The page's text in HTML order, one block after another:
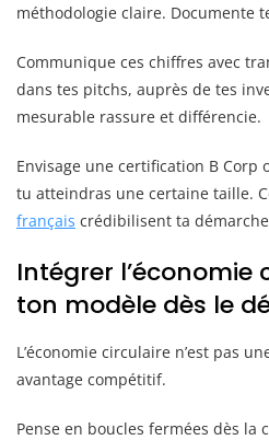
méthodologie claire. Documente
Communique ces chiffres avec
dans tes pitchs, auprès de tes
mesurable rassure et différencie.
Envisage une certification B
tu atteindras une certaine taille.
français crédibilisent ta
Intégrer l’économie
ton modèle dès le
L’économie circulaire n’est pas
avantage compétitif.
Pense en boucles fermées dès la